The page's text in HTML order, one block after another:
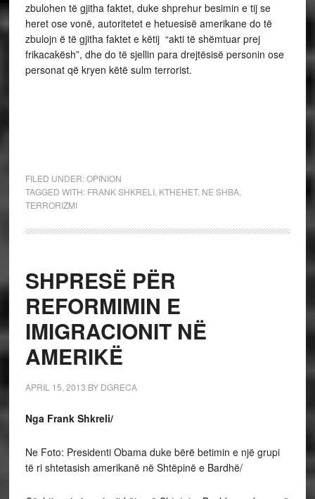
zbulohen të gjitha faktet, duke shprehur besimin e tij se
heret ose vonë, autoritetet e hetuesisë amerikane do të
zbulojn ë të gjitha faktet e këtij “akti të shëmtuar prej
frikacakësh”, dhe do të sjellin para drejtësisë personin ose
personat që kryen këtë sulm terrorist.
FILED UNDER:OPINION
TAGGED WITH: FRANK SHKRELI, KTHEHET, NE SHBA,
TERRORIZMI
SHPRESË PËR
REFORMIMIN E
IMIGRACIONIT NË
AMERIKË
APRIL 15, 2013 BY DGRECA
Nga Frank Shkreli/
Ne Foto: Presidenti Obama duke bërë betimin e një grupi
të ri shtetasish amerikanë në Shtëpinë e Bardhë/